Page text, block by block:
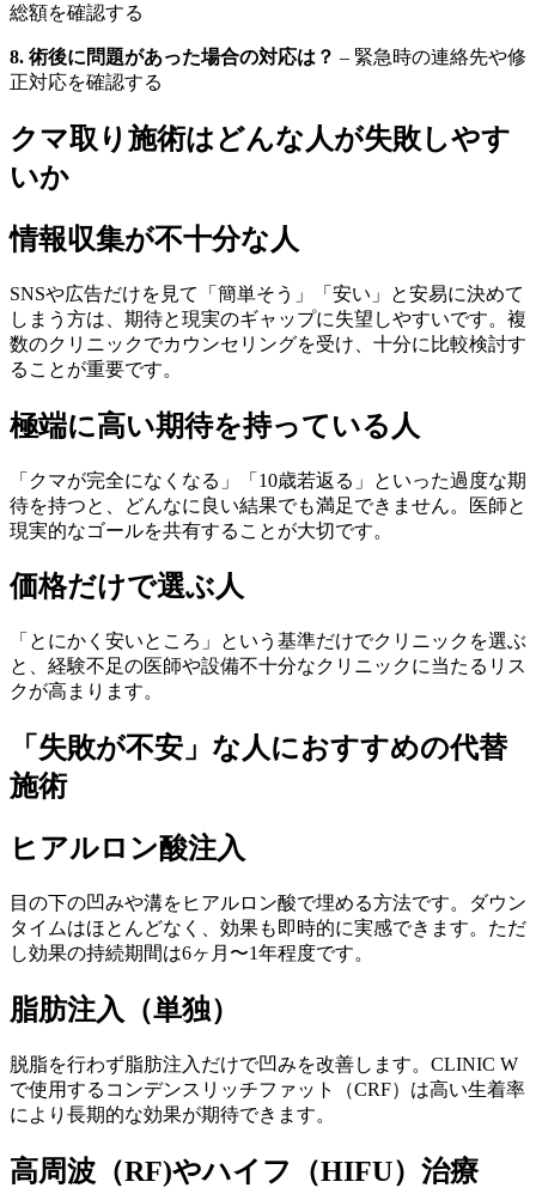
総額を確認する
8. 術後に問題があった場合の対応は？ – 緊急時の連絡先や修
正対応を確認する
クマ取り施術はどんな人が失敗しやす
いか
情報収集が不十分な人
SNSや広告だけを見て「簡単そう」「安い」と安易に決めて
しまう方は、期待と現実のギャップに失望しやすいです。複
数のクリニックでカウンセリングを受け、十分に比較検討す
ることが重要です。
極端に高い期待を持っている人
「クマが完全になくなる」「10歳若返る」といった過度な期
待を持つと、どんなに良い結果でも満足できません。医師と
現実的なゴールを共有することが大切です。
価格だけで選ぶ人
「とにかく安いところ」という基準だけでクリニックを選ぶ
と、経験不足の医師や設備不十分なクリニックに当たるリス
クが高まります。
「失敗が不安」な人におすすめの代替
施術
ヒアルロン酸注入
目の下の凹みや溝をヒアルロン酸で埋める方法です。ダウン
タイムはほとんどなく、効果も即時的に実感できます。ただ
し効果の持続期間は6ヶ月〜1年程度です。
脂肪注入（単独）
脱脂を行わず脂肪注入だけで凹みを改善します。CLINIC W
で使用するコンデンスリッチファット（CRF）は高い生着率
により長期的な効果が期待できます。
高周波（RF)やハイフ（HIFU）治療